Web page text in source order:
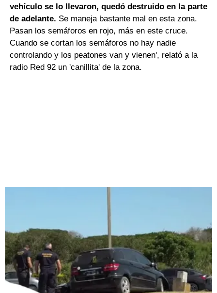
vehículo se lo llevaron, quedó destruido en la parte
de adelante. Se maneja bastante mal en esta zona.
Pasan los semáforos en rojo, más en este cruce.
Cuando se cortan los semáforos no hay nadie
controlando y los peatones van y vienen', relató a la
radio Red 92 un 'canillita' de la zona.